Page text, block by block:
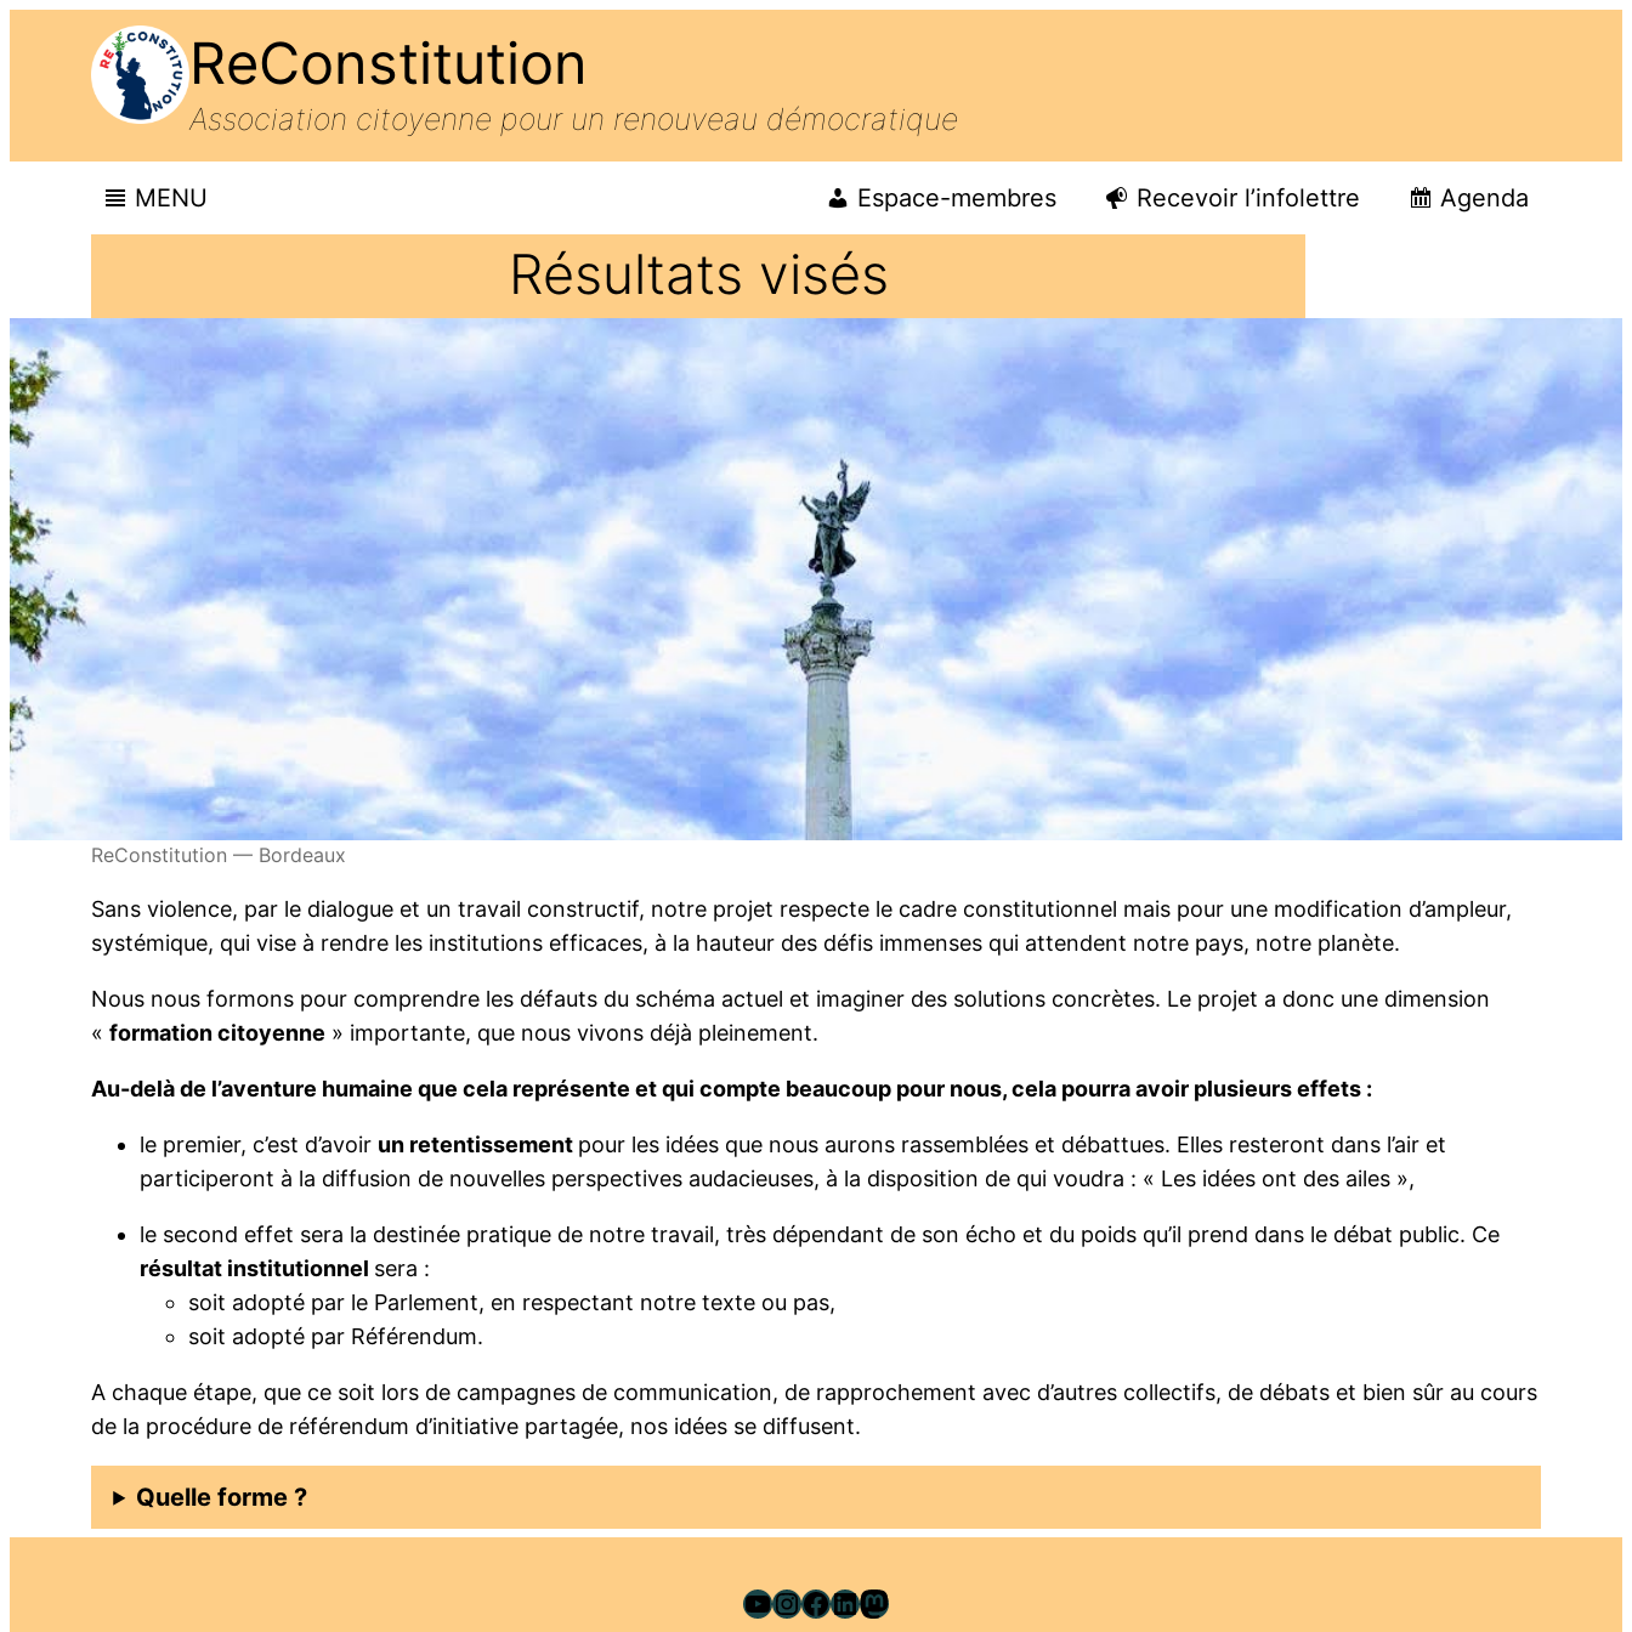
ReConstitution
Association citoyenne pour un renouveau démocratique
MENU Agenda
Recevoir l’infolettre
Espace-membres
Résultats visés
ReConstitution — Bordeaux
Sans violence, par le dialogue et un travail constructif, notre projet respecte le cadre constitutionnel mais pour une modification d’ampleur,
systémique, qui vise à rendre les institutions efficaces, à la hauteur des défis immenses qui attendent notre pays, notre planète.
Nous nous formons pour comprendre les défauts du schéma actuel et imaginer des solutions concrètes. Le projet a donc une dimension
«formation citoyenne » importante, que nous vivons déjà pleinement.
Au-delà de l’aventure humaine que cela représente et qui compte beaucoup pour nous, cela pourra avoir plusieurs effets :
le premier, c’est d’avoir un retentissement pour les idées que nous aurons rassemblées et débattues. Elles resteront dans l’air et
participeront à la diffusion de nouvelles perspectives audacieuses, à la disposition de qui voudra : « Les idées ont des ailes »,
le second effet sera la destinée pratique de notre travail, très dépendant de son écho et du poids qu’il prend dans le débat public. Ce
résultat institutionnel sera :
soit adopté par le Parlement, en respectant notre texte ou pas,
soit adopté par Référendum.
A chaque étape, que ce soit lors de campagnes de communication, de rapprochement avec d’autres collectifs, de débats et bien sûr au cours
de la procédure de référendum d’initiative partagée, nos idées se diffusent.
Quelle forme ?
YouTube
Instagram
Facebook
LinkedIn
Mastodon